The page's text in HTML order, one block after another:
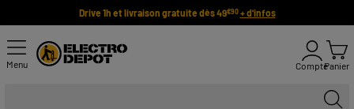
Drive 1h et livraison gratuite dès 49€90 + d'infos
Menu ComptePanier